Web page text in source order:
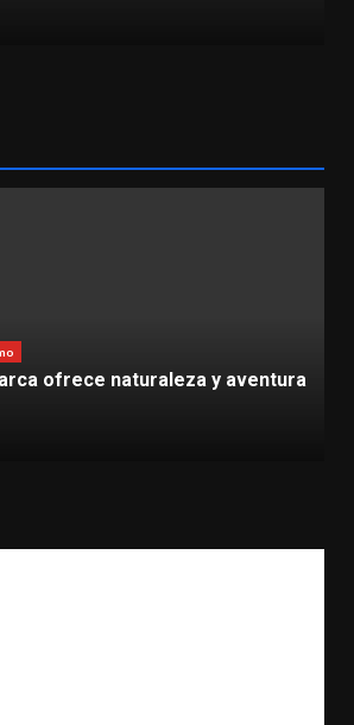
Sectur_Mich
Moenia conquista el Cantoya Fest